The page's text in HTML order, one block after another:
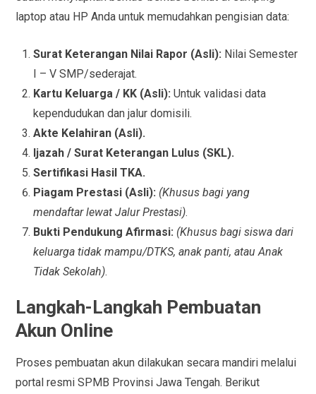
laptop atau HP Anda untuk memudahkan pengisian data:
Surat Keterangan Nilai Rapor (Asli): Nilai Semester
I – V SMP/sederajat.
Kartu Keluarga / KK (Asli): Untuk validasi data
kependudukan dan jalur domisili.
Akte Kelahiran (Asli).
Ijazah / Surat Keterangan Lulus (SKL).
Sertifikasi Hasil TKA.
Piagam Prestasi (Asli): (Khusus bagi yang
mendaftar lewat Jalur Prestasi).
Bukti Pendukung Afirmasi: (Khusus bagi siswa dari
keluarga tidak mampu/DTKS, anak panti, atau Anak
Tidak Sekolah).
Langkah-Langkah Pembuatan
Akun Online
Proses pembuatan akun dilakukan secara mandiri melalui
portal resmi SPMB Provinsi Jawa Tengah. Berikut